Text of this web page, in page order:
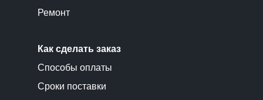
Ремонт
Как сделать заказ
Способы оплаты
Сроки поставки